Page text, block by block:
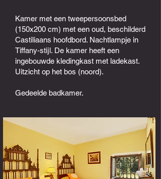
Kamer met een tweepersoonsbed
(150x200 cm) met een oud, beschilderd
Castiliaans hoofdbord. Nachtlampje in
Tiffany-stijl. De kamer heeft een
ingebouwde kledingkast met ladekast.
Uitzicht op het bos (noord).
Gedeelde badkamer.